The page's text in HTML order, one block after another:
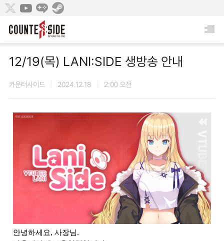
12/19(목) LANI:SIDE 생방송 안내
카운터사이드 2024.12.18 2:00 오전
안녕하세요, 사장님.